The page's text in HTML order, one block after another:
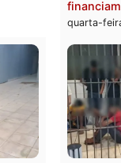
por
salário sem
em RO